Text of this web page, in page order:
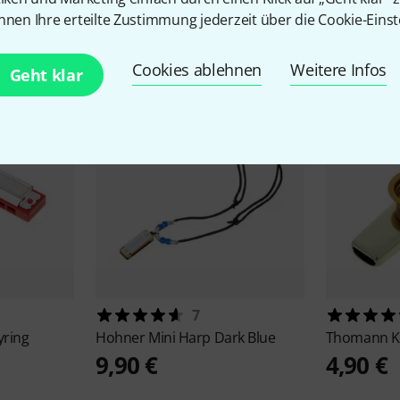
Ihre erteilte Zustimmung jederzeit über die Cookie-
Geht klar Cookies ablehnen Weitere Infos
& passende
7
Hohner Mini Harp Dark Blue
9,90 €
Thomann
4,90 €